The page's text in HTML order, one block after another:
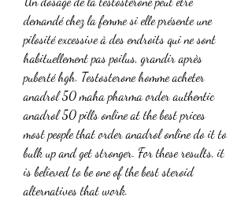
demandé chez la femme si elle présente une
pilosité excessive à des endroits qui ne sont
habituellement pas poilus, grandir après
puberté hgh. Testosterone homme acheter
anadrol 50 maha pharma order authentic
anadrol 50 pills online at the best prices
most people that order anadrol online do it to
bulk up and get stronger. For these results, it
is believed to be one of the best steroid
alternatives that work.